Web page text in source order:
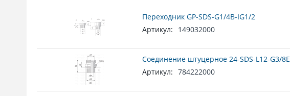
Переходник GP-SDS-G1/4B-IG1/2
Артикул:
149032000
Соединение штуцерное 24-SDS-L12-G3/8E
Артикул: 784222000